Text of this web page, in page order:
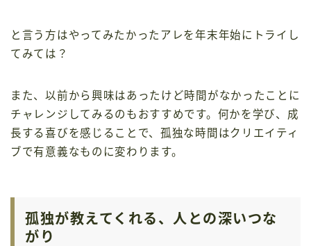
と言う方はやってみたかったアレを年末年始にトライし
てみては？
また、以前から興味はあったけど時間がなかったことに
チャレンジしてみるのもおすすめです。何かを学び、成
長する喜びを感じることで、孤独な時間はクリエイティ
ブで有意義なものに変わります。
孤独が教えてくれる、人との深いつな
がり